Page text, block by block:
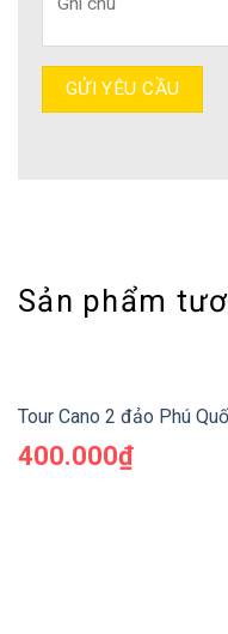
Sản phẩm
Tour Cano 2 đảo Phú
400.000₫